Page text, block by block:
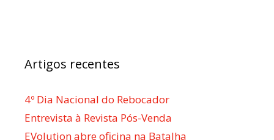
Artigos recentes
4º Dia Nacional do Rebocador
Entrevista à Revista Pós-Venda
EVolution abre oficina na Batalha